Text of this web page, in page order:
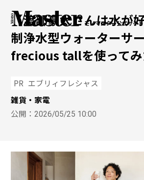
モノマスター公式サイト
【渡部豪太さんは水が
制浄水型ウォーターサ
frecious tallを使って
PR エブリィフレシャス
雑貨・家電
公開：2026/05/25 10:00